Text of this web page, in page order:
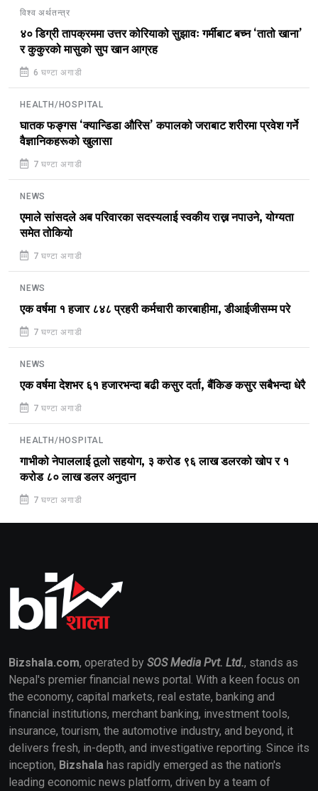
विश्व अर्थतन्त्र
४० डिग्री तापक्रममा उत्तर कोरियाको सुझावः गर्मीबाट बच्न ‘तातो खाना’
र कुकुरको मासुको सुप खान आग्रह
6 घण्टा अगाडी
HEALTH/HOSPITAL
घातक फङ्गस ‘क्यान्डिडा औरिस’ कपालको जराबाट शरीरमा प्रवेश गर्ने
वैज्ञानिकहरूको खुलासा
7 घण्टा अगाडी
NEWS
एमाले सांसदले अब परिवारका सदस्यलाई स्वकीय राख्न नपाउने, योग्यता
समेत तोकियो
7 घण्टा अगाडी
NEWS
एक वर्षमा १ हजार ८४८ प्रहरी कर्मचारी कारबाहीमा, डीआईजीसम्म परे
7 घण्टा अगाडी
NEWS
एक वर्षमा देशभर ६१ हजारभन्दा बढी कसुर दर्ता, बैंकिङ कसुर सबैभन्दा धेरै
7 घण्टा अगाडी
HEALTH/HOSPITAL
गाभीको नेपाललाई ठूलो सहयोग, ३ करोड ९६ लाख डलरको खोप र १
करोड ८० लाख डलर अनुदान
7 घण्टा अगाडी
Bizshala.com, operated by SOS Media Pvt. Ltd., stands as
Nepal's premier financial news portal. With a keen focus on
the economy, capital markets, real estate, banking and
financial institutions, merchant banking, investment tools,
insurance, tourism, the automotive industry, and beyond, it
delivers fresh, in-depth, and investigative reporting. Since its
inception, Bizshala has rapidly emerged as the nation's
leading economic news platform, driven by a team of